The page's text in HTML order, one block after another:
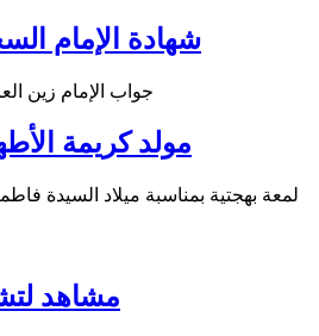
شهادة الإمام
جواب الإمام زين
مولد كريمة
لمعة بهجتية بمناسبة ميلاد السيدة
مشاهد